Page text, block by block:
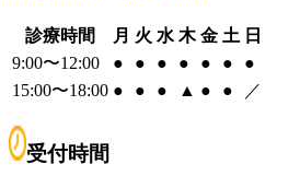
診療時間 月 火 水 木 金 土 日
9:00〜12:00
● ● ● ● ● ●
●
15:00〜18:00 ● ● ● ▲ ● ● ／
受付時間